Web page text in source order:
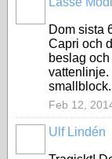
Dom sista
Capri och
beslag
vattenlinje.
Feb 12,
Ulf Lindén